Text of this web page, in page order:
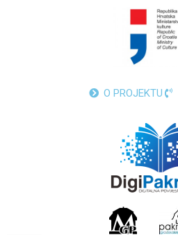
O PROJEKTU